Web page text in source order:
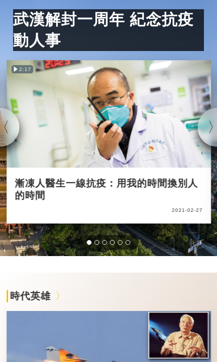
武漢解封一周年 紀念抗疫
動人事
2:17
漸凍人醫生一線抗疫：用我的時間換別人
的時間
2021-02-27
時代英雄